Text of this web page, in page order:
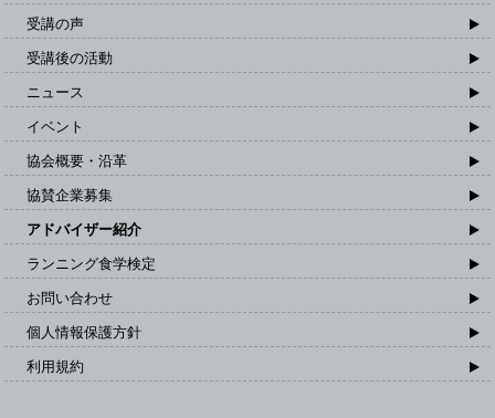
受講の声
受講後の活動
ニュース
イベント
協会概要・沿革
協賛企業募集
アドバイザー紹介
ランニング食学検定
お問い合わせ
個人情報保護方針
利用規約